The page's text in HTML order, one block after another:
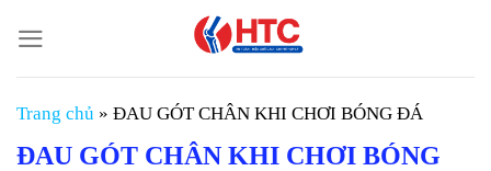
đến
nội
dung
Trang chủ » ĐAU GÓT CHÂN KHI CHƠI BÓNG ĐÁ
ĐAU GÓT CHÂN KHI CHƠI BÓNG